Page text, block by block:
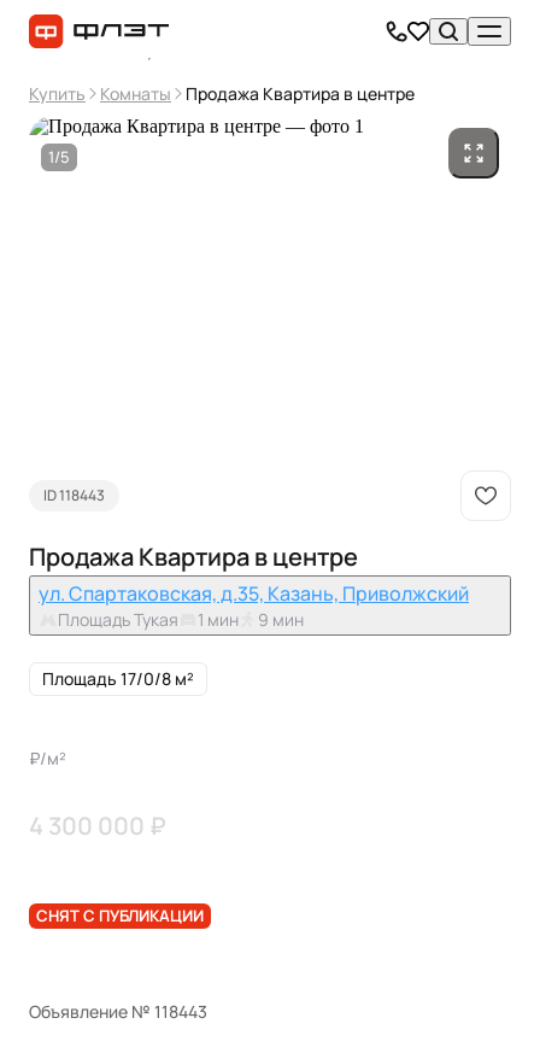
Купить Комнаты Продажа Квартира в центре
1/5
ID 118443
Продажа Квартира в центре
ул. Спартаковская, д.35, Казань, Приволжский
Площадь Тукая 1 мин 9 мин
Площадь 17/0/8 м²
₽/м²
4 300 000 ₽
СНЯТ С ПУБЛИКАЦИИ
Объявление № 118443